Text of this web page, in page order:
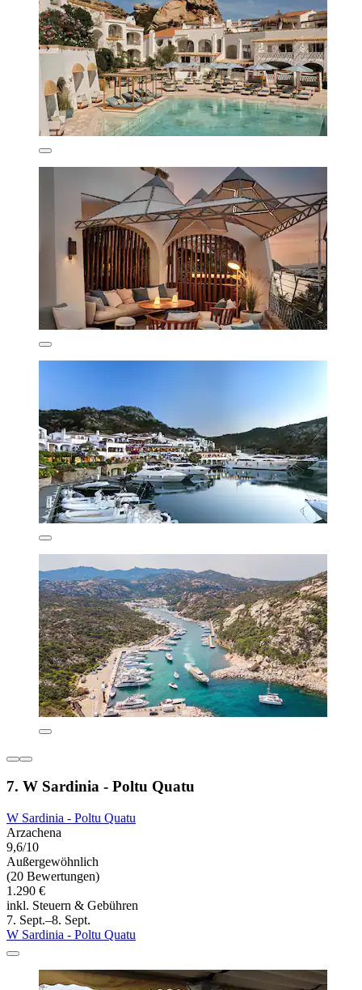
7. W Sardinia - Poltu Quatu
W Sardinia - Poltu Quatu
Arzachena
9,6/10
Außergewöhnlich
(20 Bewertungen)
1.290 €
inkl. Steuern & Gebühren
7. Sept.–8. Sept.
W Sardinia - Poltu Quatu